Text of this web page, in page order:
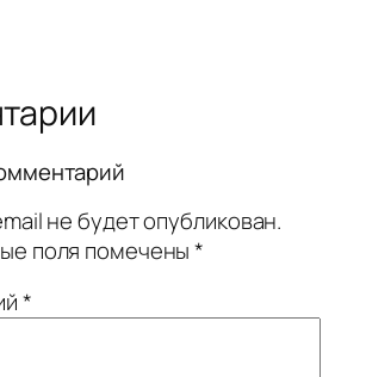
не будет опубликован.
поля помечены*
*